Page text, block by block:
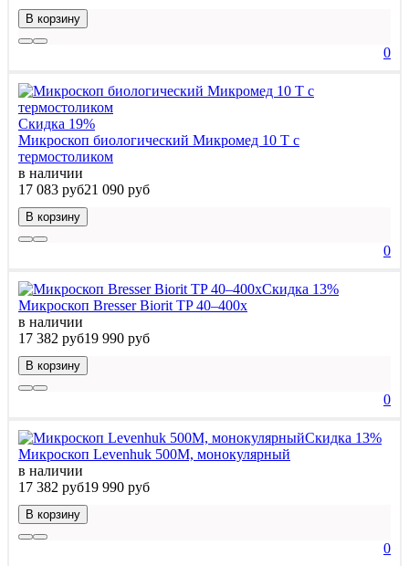
В корзину
0
Скидка 19%
Микроскоп биологический Микромед 10 T c
термостоликом
в наличии
17 083 руб21 090 руб
В корзину
0
Скидка 13%
Микроскоп Bresser Biorit TP 40–400x
в наличии
17 382 руб19 990 руб
В корзину
0
Скидка 13%
Микроскоп Levenhuk 500M, монокулярный
в наличии
17 382 руб19 990 руб
В корзину
0